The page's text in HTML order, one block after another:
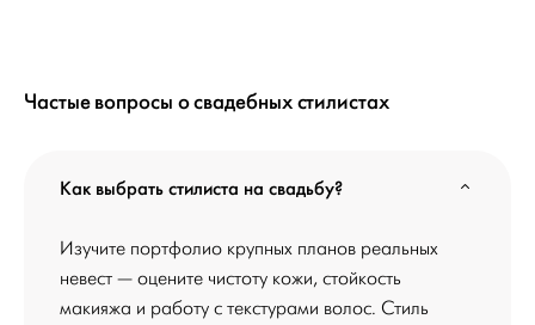
Частые вопросы о свадебных стилистах
Как выбрать стилиста на свадьбу?
Изучите портфолио крупных планов реальных
невест — оцените чистоту кожи, стойкость
макияжа и работу с текстурами волос. Стиль